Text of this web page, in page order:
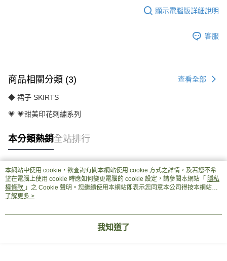
顯示電腦版詳細說明
客服
商品相關分類 (3) 查看全部
◆ 裙子 SKIRTS
💗 💗甜美印花刺繡系列
本分類熱銷全站排行
熱門標籤
本網站中使用 cookie，欲查詢有關本網站使用 cookie 方式之詳情，及若您不希
望在電腦上使用 cookie 時應如何變更電腦的 cookie 設定，請參閱本網站「 隱私
權條款 」之 Cookie 聲明。您繼續使用本網站即表示您同意本公司得按本網站使
用條款之 Cookie 聲明使用 cookie。
了解更多 >
我知道了